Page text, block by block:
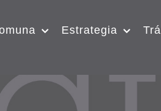
Estrategia